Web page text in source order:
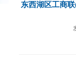
东西湖区工商